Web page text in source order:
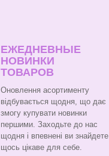
ЕЖЕДНЕВНЫЕ
НОВИНКИ
ТОВАРОВ
Оновлення асортименту
відбувається щодня, що дає
змогу купувати новинки
першими. Заходьте до нас
щодня і впевнені ви знайдете
щось цікаве для себе.